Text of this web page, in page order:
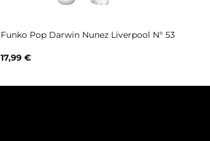
Funko Pop Darwin Nunez Liverpool N° 53
17,99 €